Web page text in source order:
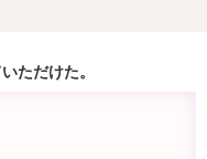
ただけた。